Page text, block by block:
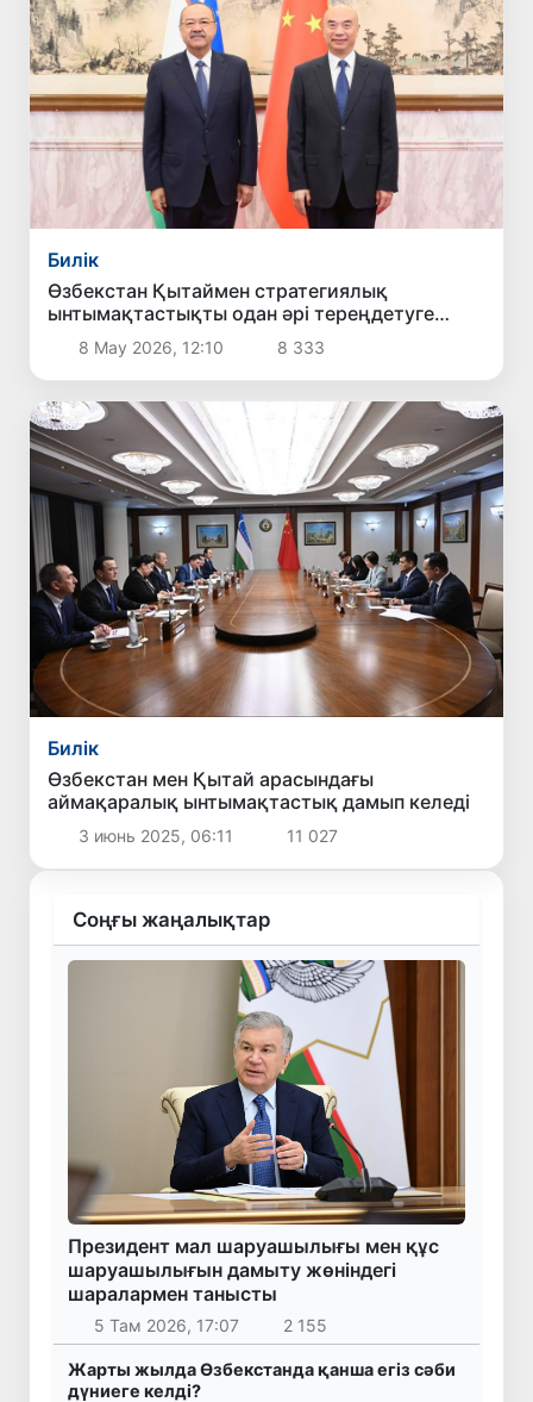
Билік
Өзбекстан Қытаймен стратегиялық
ынтымақтастықты одан әрі тереңдетуге
мүдделі екенін мәлімдеді
8 Мау 2026, 12:10 8 333
Билік
Өзбекстан мен Қытай арасындағы
аймақаралық ынтымақтастық дамып келеді
3 июнь 2025, 06:11 11 027
Соңғы жаңалықтар
Президент мал шаруашылығы мен құс
шаруашылығын дамыту жөніндегі
шаралармен танысты
5 Там 2026, 17:07 2 155
Жарты жылда Өзбекстанда қанша егіз сәби
дүниеге келді?